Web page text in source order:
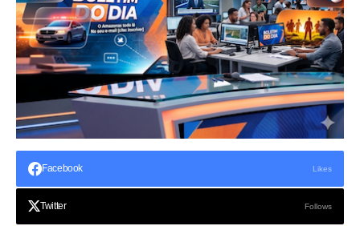
Facebook Likes
Twitter Follows